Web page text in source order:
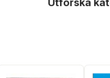
Utforska